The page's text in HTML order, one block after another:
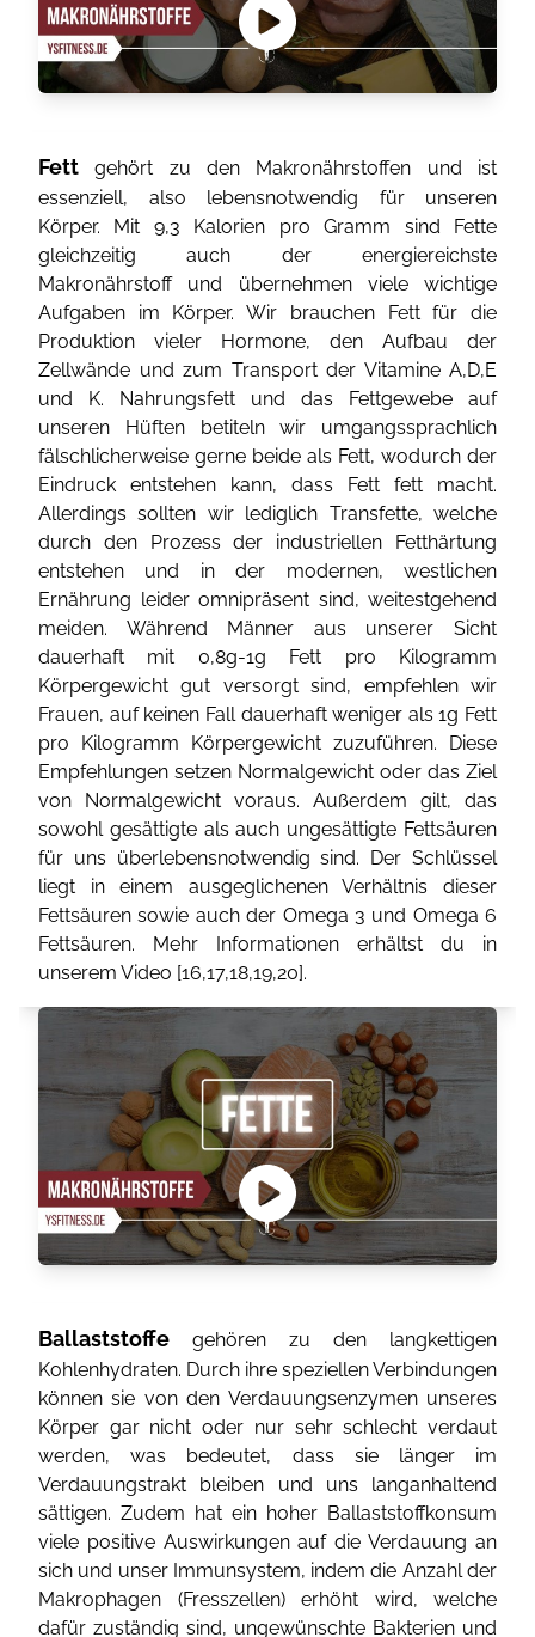
Fett gehört zu den Makronährstoffen und ist
essenziell, also lebensnotwendig für unseren
Körper. Mit 9,3 Kalorien pro Gramm sind Fette
gleichzeitig auch der energiereichste
Makronährstoff und übernehmen viele wichtige
Aufgaben im Körper. Wir brauchen Fett für die
Produktion vieler Hormone, den Aufbau der
Zellwände und zum Transport der Vitamine A,D,E
und K. Nahrungsfett und das Fettgewebe auf
unseren Hüften betiteln wir umgangssprachlich
fälschlicherweise gerne beide als Fett, wodurch der
Eindruck entstehen kann, dass Fett fett macht.
Allerdings sollten wir lediglich Transfette, welche
durch den Prozess der industriellen Fetthärtung
entstehen und in der modernen, westlichen
Ernährung leider omnipräsent sind, weitestgehend
meiden. Während Männer aus unserer Sicht
dauerhaft mit 0,8g-1g Fett pro Kilogramm
Körpergewicht gut versorgt sind, empfehlen wir
Frauen, auf keinen Fall dauerhaft weniger als 1g Fett
pro Kilogramm Körpergewicht zuzuführen. Diese
Empfehlungen setzen Normalgewicht oder das Ziel
von Normalgewicht voraus. Außerdem gilt, das
sowohl gesättigte als auch ungesättigte Fettsäuren
für uns überlebensnotwendig sind. Der Schlüssel
liegt in einem ausgeglichenen Verhältnis dieser
Fettsäuren sowie auch der Omega 3 und Omega 6
Fettsäuren. Mehr Informationen erhältst du in
unserem Video [16,17,18,19,20].
Ballaststoffe gehören zu den langkettigen
Kohlenhydraten. Durch ihre speziellen Verbindungen
können sie von den Verdauungsenzymen unseres
Körper gar nicht oder nur sehr schlecht verdaut
werden, was bedeutet, dass sie länger im
Verdauungstrakt bleiben und uns langanhaltend
sättigen. Zudem hat ein hoher Ballaststoffkonsum
viele positive Auswirkungen auf die Verdauung an
sich und unser Immunsystem, indem die Anzahl der
Makrophagen (Fresszellen) erhöht wird, welche
dafür zuständig sind, ungewünschte Bakterien und